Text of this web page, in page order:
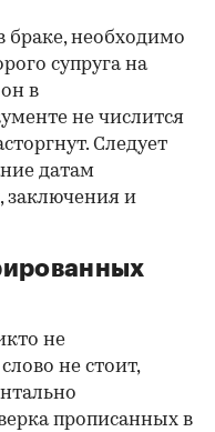
браке, необходимо
супруга на
в
не числится
Следует
датам
заключения и
не
не стоит,
прописанных в